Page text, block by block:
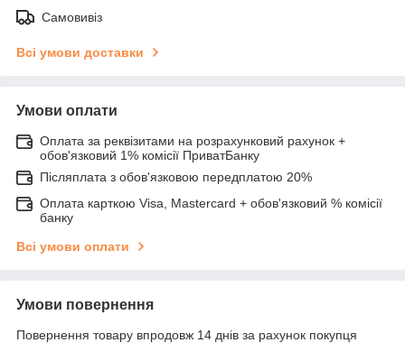
Самовивіз
Всі умови доставки
Умови оплати
Оплата за реквізитами на розрахунковий рахунок +
обов'язковий 1% комісії ПриватБанку
Післяплата з обов'язковою передплатою 20%
Оплата карткою Visa, Mastercard + обов'язковий % комісії
банку
Всі умови оплати
Умови повернення
Повернення товару впродовж 14 днів за рахунок покупця